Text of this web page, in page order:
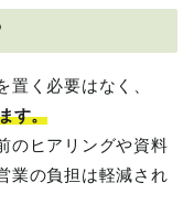
く必要はなく、
す。
のヒアリングや資料
業の負担は軽減され